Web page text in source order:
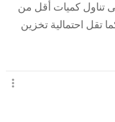
تناول كميات أقل من
تقل احتمالية تخزين